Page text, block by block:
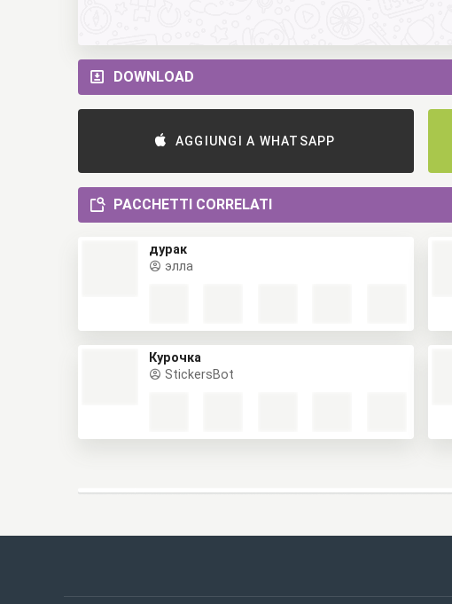
DOWNLOAD
AGGIUNGI A WHATSAPP
PACCHETTI CORRELATI
дурак
элла
Курочка
StickersBot